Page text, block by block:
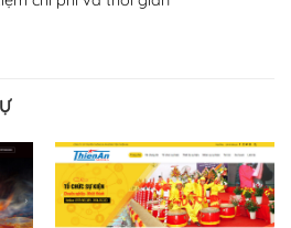
WordPress đều có thể dễ
do khi quyết định nơi lưu trữ
bạn.
cho website WordPress